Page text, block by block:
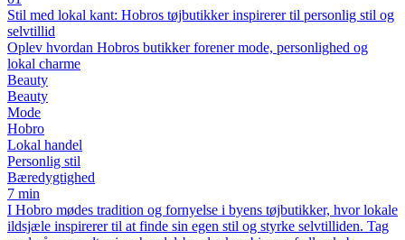
Stil med lokal kant: Hobros tøjbutikker inspirerer til personlig stil og
selvtillid
Oplev hvordan Hobros butikker forener mode, personlighed og
lokal charme
Beauty
Beauty
Mode
Hobro
Lokal handel
Personlig stil
Bæredygtighed
7 min
I Hobro mødes tradition og fornyelse i byens tøjbutikker, hvor lokale
ildsjæle inspirerer til at finde sin egen stil og styrke selvtilliden. Tag